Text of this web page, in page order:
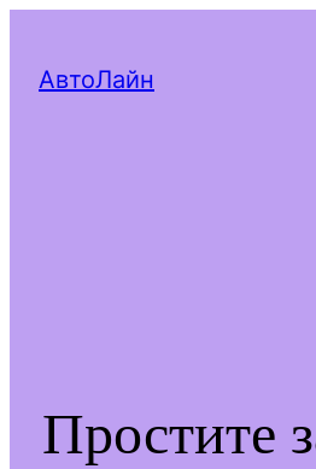
АвтоЛайн
Простите